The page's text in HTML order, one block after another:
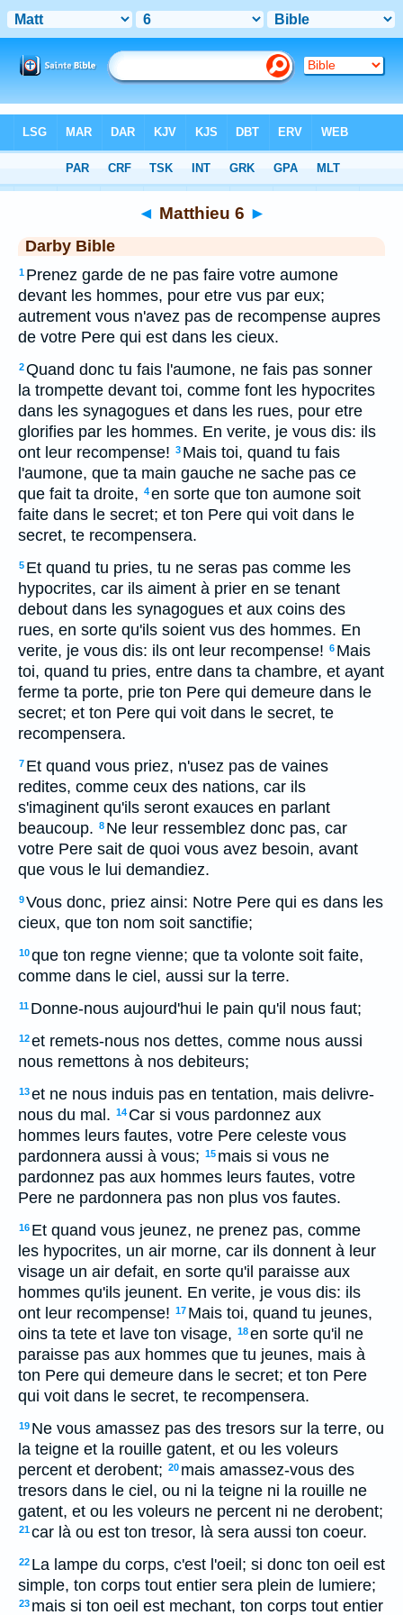
> Matthieu 6
◄ Matthieu 6 ►
Darby Bible
1 Prenez garde de ne pas faire votre aumone
devant les hommes, pour etre vus par eux;
autrement vous n'avez pas de recompense aupres
de votre Pere qui est dans les cieux.
2Quand donc tu fais l'aumone, ne fais pas sonner
la trompette devant toi, comme font les hypocrites
dans les synagogues et dans les rues, pour etre
glorifies par les hommes. En verite, je vous dis: ils
ont leur recompense! 3 Mais toi, quand tu fais
l'aumone, que ta main gauche ne sache pas ce
que fait ta droite, 4en sorte que ton aumone soit
faite dans le secret; et ton Pere qui voit dans le
secret, te recompensera.
5 Et quand tu pries, tu ne seras pas comme les
hypocrites, car ils aiment à prier en se tenant
debout dans les synagogues et aux coins des
rues, en sorte qu'ils soient vus des hommes. En
verite, je vous dis: ils ont leur recompense! 6 Mais
toi, quand tu pries, entre dans ta chambre, et ayant
ferme ta porte, prie ton Pere qui demeure dans le
secret; et ton Pere qui voit dans le secret, te
recompensera.
7 Et quand vous priez, n'usez pas de vaines
redites, comme ceux des nations, car ils
s'imaginent qu'ils seront exauces en parlant
beaucoup. 8 Ne leur ressemblez donc pas, car
votre Pere sait de quoi vous avez besoin, avant
que vous le lui demandiez.
9Vous donc, priez ainsi: Notre Pere qui es dans les
cieux, que ton nom soit sanctifie;
10que ton regne vienne; que ta volonte soit faite,
comme dans le ciel, aussi sur la terre.
11 Donne-nous aujourd'hui le pain qu'il nous faut;
12et remets-nous nos dettes, comme nous aussi
nous remettons à nos debiteurs;
13et ne nous induis pas en tentation, mais delivre-
nous du mal. 14 Car si vous pardonnez aux
hommes leurs fautes, votre Pere celeste vous
pardonnera aussi à vous; 15 mais si vous ne
pardonnez pas aux hommes leurs fautes, votre
Pere ne pardonnera pas non plus vos fautes.
16 Et quand vous jeunez, ne prenez pas, comme
les hypocrites, un air morne, car ils donnent à leur
visage un air defait, en sorte qu'il paraisse aux
hommes qu'ils jeunent. En verite, je vous dis: ils
ont leur recompense! 17 Mais toi, quand tu jeunes,
oins ta tete et lave ton visage, 18en sorte qu'il ne
paraisse pas aux hommes que tu jeunes, mais à
ton Pere qui demeure dans le secret; et ton Pere
qui voit dans le secret, te recompensera.
19 Ne vous amassez pas des tresors sur la terre, ou
la teigne et la rouille gatent, et ou les voleurs
percent et derobent; 20 mais amassez-vous des
tresors dans le ciel, ou ni la teigne ni la rouille ne
gatent, et ou les voleurs ne percent ni ne derobent;
21car là ou est ton tresor, là sera aussi ton coeur.
22 La lampe du corps, c'est l'oeil; si donc ton oeil est
simple, ton corps tout entier sera plein de lumiere;
23 mais si ton oeil est mechant, ton corps tout entier